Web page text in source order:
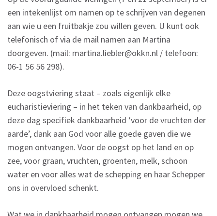
een intekenlijst om namen op te schrijven van degenen
aan wie u een fruitbakje zou willen geven. U kunt ook
telefonisch of via de mail namen aan Martina
doorgeven. (mail: martina.liebler@okkn.nl / telefoon:
06-1 56 56 298).
Deze oogstviering staat – zoals eigenlijk elke
eucharistieviering – in het teken van dankbaarheid, op
deze dag specifiek dankbaarheid ‘voor de vruchten der
aarde’, dank aan God voor alle goede gaven die we
mogen ontvangen. Voor de oogst op het land en op
zee, voor graan, vruchten, groenten, melk, schoon
water en voor alles wat de schepping en haar Schepper
ons in overvloed schenkt.